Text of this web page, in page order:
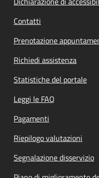
Contatti
Prenotazione
Richiedi assistenza
Statistiche del portale
Leggi le FAQ
Pagamenti
Riepilogo valutazioni
Segnalazione disservizio